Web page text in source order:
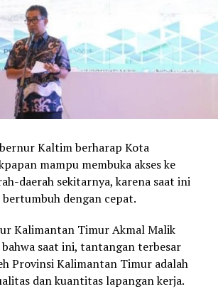
Kaltim berharap Kota
mampu membuka akses ke
daerah sekitarnya, karena saat ini
dengan cepat.
Kalimantan Timur Akmal Malik
saat ini, tantangan terbesar
Provinsi Kalimantan Timur adalah
dan kuantitas lapangan kerja.